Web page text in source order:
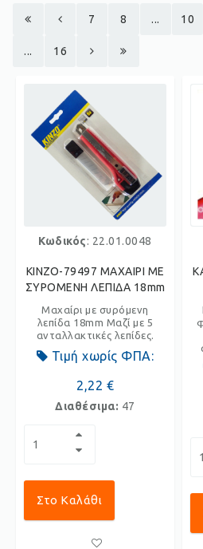
7 8 ... 10
... 16
Κωδικός: 22.01.0048
KINZO-79497 ΜΑΧΑΙΡΙ ΜΕ
ΣΥΡΟΜΕΝΗ ΛΕΠΙΔΑ 18mm
Μαχαίρι με συρόμενη
λεπίδα 18mm Μαζί με 5
ανταλλακτικές λεπίδες.
Τιμή χωρίς ΦΠΑ:
2,22 €
Διαθέσιμα: 47
Στο Καλάθι